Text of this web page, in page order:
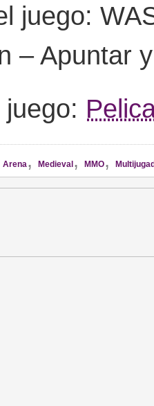
juego:
– Apuntar
Arena, Medieval , MMO,